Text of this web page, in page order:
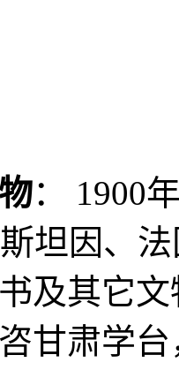
： 1900
坦因、
及其它
甘肃学